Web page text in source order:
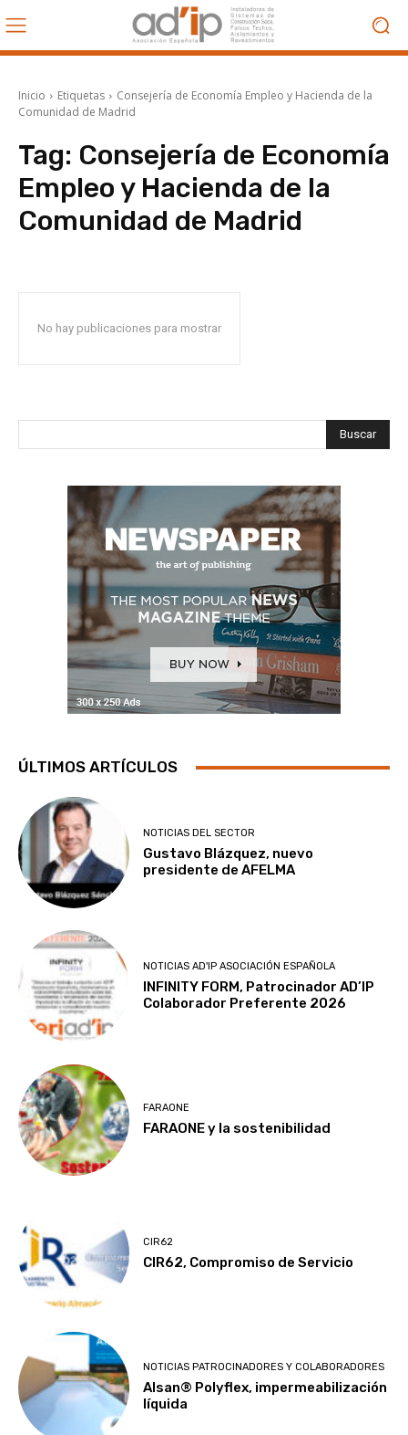
Inicio Etiquetas
Consejería de Economía Empleo y Hacienda de la
Comunidad de Madrid
Tag: Consejería de Economía
Empleo y Hacienda de la
Comunidad de Madrid
No hay publicaciones para mostrar
Buscar
ÚLTIMOS ARTÍCULOS
NOTICIAS DEL SECTOR
Gustavo Blázquez, nuevo
presidente de AFELMA
NOTICIAS AD'IP ASOCIACIÓN ESPAÑOLA
INFINITY FORM, Patrocinador AD’IP
Colaborador Preferente 2026
FARAONE
FARAONE y la sostenibilidad
CIR62
CIR62, Compromiso de Servicio
NOTICIAS PATROCINADORES Y COLABORADORES
Alsan® Polyflex, impermeabilización
líquida